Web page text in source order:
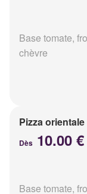
Base tomate,
chèvre
Pizza orientale
Dès 10.00 €
Base tomate,